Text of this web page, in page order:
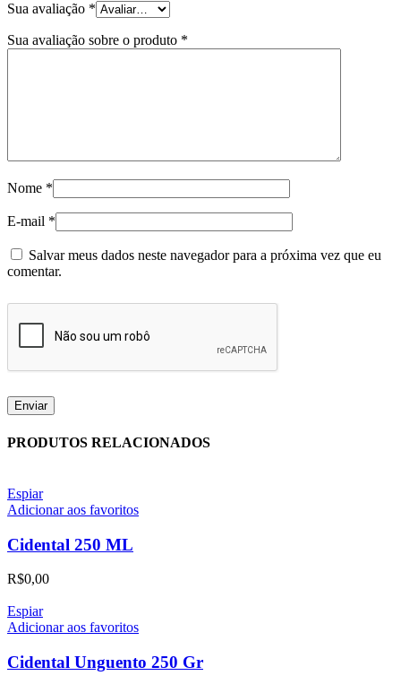
Sua avaliação *
Sua avaliação sobre o produto *
Nome *
E-mail *
Salvar meus dados neste navegador para a próxima vez que eu
comentar.
PRODUTOS RELACIONADOS
Espiar
Adicionar aos favoritos
Cidental 250 ML
R$0,00
Espiar
Adicionar aos favoritos
Cidental Unguento 250 Gr